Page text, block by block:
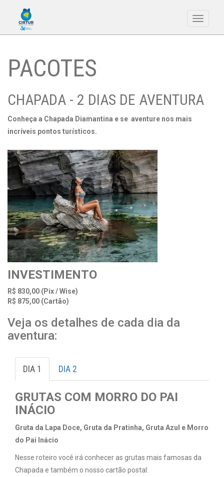
Toggle
PACOTES
CHAPADA - 2 DIAS DE AVENTURA
Conheça a Chapada Diamantina e se aventure nos mais
incríveis pontos turísticos.
INVESTIMENTO
R$ 830,00 (Pix / Wise)
R$ 875,00 (Cartão)
Veja os detalhes de cada dia da
aventura:
DIA 1 DIA 2
GRUTAS COM MORRO DO PAI
INÁCIO
Gruta da Lapa Doce, Gruta da Pratinha, Gruta Azul e Morro
do Pai Inácio
Nesse roteiro você irá conhecer as grutas mais famosas da
Chapada e também o nosso cartão postal: